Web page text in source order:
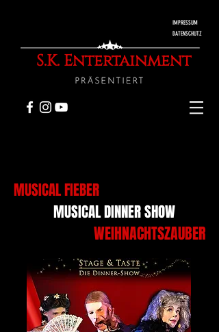
IMPRESSUM
DATENSCHUTZ
S.K. Entertainment
MUSICAL FIEBER
MUSICAL DINNER SHOW
WEIHNACHTSZAUBER